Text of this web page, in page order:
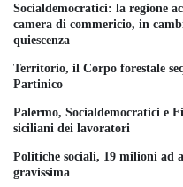
Socialdemocratici: la regione
camera di commericio, in
quiescenza
Territorio, il Corpo forestale
Partinico
Palermo, Socialdemocratici e
siciliani dei lavoratori
Politiche sociali, 19 milioni ad
gravissima